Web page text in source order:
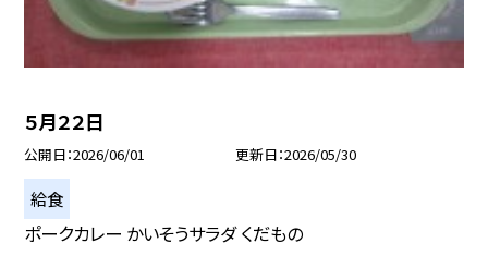
５月２２日
公開日 2026/06/01 更新日 2026/05/30
給食
ポークカレー かいそうサラダ くだもの